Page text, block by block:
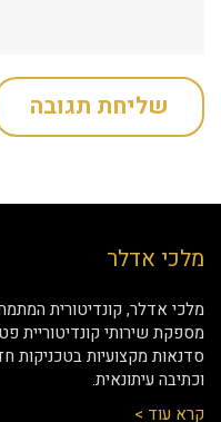
מלכי אדלר
מלכי אדלר, קונדיטורית
מספקת שירותי קונדיטוריית
סדנאות מקצועיות בטכניקות
וכתיבה עיתונאית.
קרא עוד >